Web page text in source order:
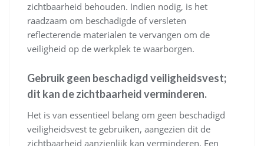
zichtbaarheid behouden. Indien nodig, is het
raadzaam om beschadigde of versleten
reflecterende materialen te vervangen om de
veiligheid op de werkplek te waarborgen.
Gebruik geen beschadigd veiligheidsvest;
dit kan de zichtbaarheid verminderen.
Het is van essentieel belang om geen beschadigd
veiligheidsvest te gebruiken, aangezien dit de
zichtbaarheid aanzienlijk kan verminderen. Een